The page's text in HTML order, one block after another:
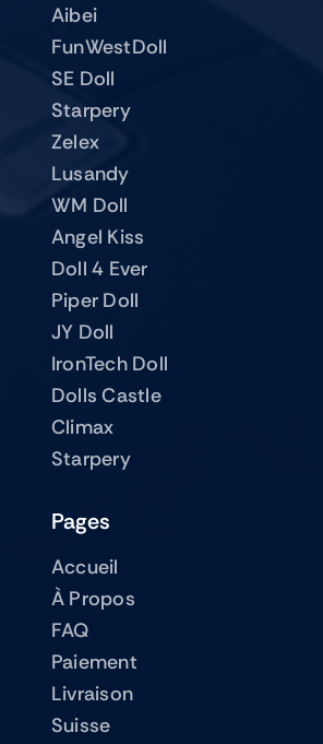
Aibei
FunWestDoll
SE Doll
Starpery
Zelex
Lusandy
WM Doll
Angel Kiss
Doll 4 Ever
Piper Doll
JY Doll
IronTech Doll
Dolls Castle
Climax
Starpery
Pages
Accueil
À Propos
FAQ
Paiement
Livraison
Suisse